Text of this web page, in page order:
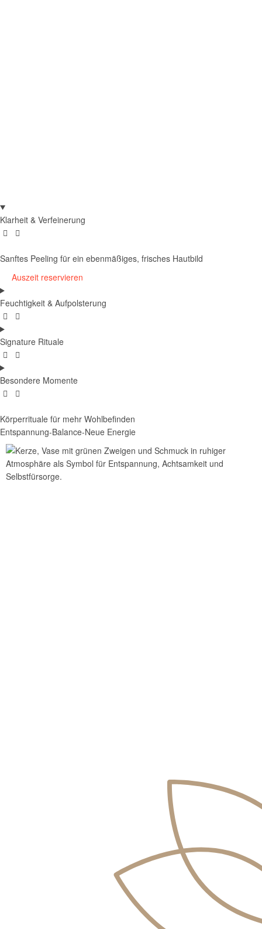
Klarheit & Verfeinerung
Sanftes Peeling für ein ebenmäßiges, frisches Hautbild
Auszeit reservieren
Feuchtigkeit & Aufpolsterung
Signature Rituale
Besondere Momente
Körperrituale für mehr Wohlbefinden​
Entspannung-Balance-Neue Energie